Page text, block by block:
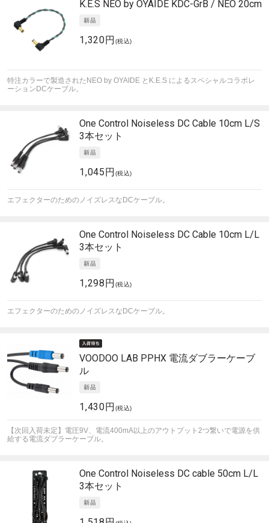
K.E.S NEO by OYAIDE KDC-GrB / NEO 20cm
1,320円 (税込)
特注カラーで製造されたNEO by OYAIDE とK.E.S によるスペシャルコラボレ
ーションDCケーブル。
One Control Noiseless DC Cable 10cm L/S
3本セット
1,045円 (税込)
エフェクターのためのノイズレスなDCケーブル。
One Control Noiseless DC Cable 10cm L/L
3本セット
1,298円 (税込)
エフェクターのためのノイズレスなDCケーブル。
VOODOO LAB PPHX 電流ダブラーケーブ
ル
1,430円 (税込)
【次回入荷未定】電圧9V、電流400mA以上のアウトプット2つ繋いで電源を供
給する電流ダブラーケーブル。
One Control Noiseless DC cable 50cm L/L
3本セット